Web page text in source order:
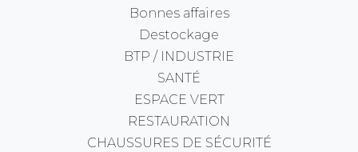
Bonnes affaires
Destockage
BTP / INDUSTRIE
SANTÉ
ESPACE VERT
RESTAURATION
CHAUSSURES DE SÉCURITÉ